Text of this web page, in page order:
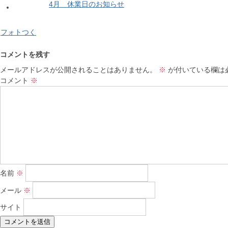
4月 休業日のお知らせ
フォトつく
コメントを残す
メールアドレスが公開されることはありません。
※ が付いている欄は
コメント ※
名前 ※
メール ※
サイト